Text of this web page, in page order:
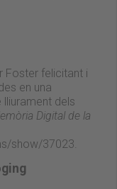
Foster felicitant i
en una
dels
Digital de la
show/37023